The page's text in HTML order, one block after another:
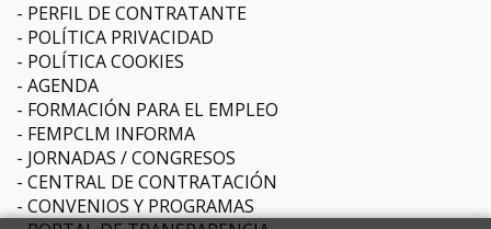
PERFIL DE CONTRATANTE
POLÍTICA PRIVACIDAD
POLÍTICA COOKIES
AGENDA
FORMACIÓN PARA EL EMPLEO
FEMPCLM INFORMA
JORNADAS / CONGRESOS
CENTRAL DE CONTRATACIÓN
CONVENIOS Y PROGRAMAS